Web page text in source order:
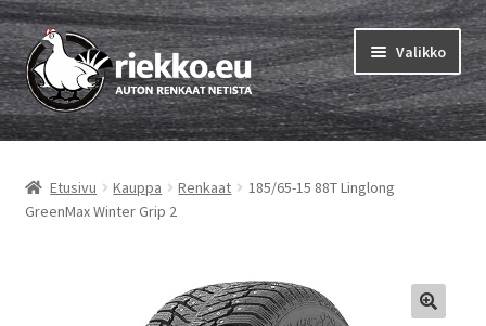
Siirry
navigointiin
Siirry
sisältöön
Valikko
Etusivu
Vinkit & ohjeet
Etusivu Kauppa Renkaat
185/65-15 88T Linglong
GreenMax Winter Grip 2